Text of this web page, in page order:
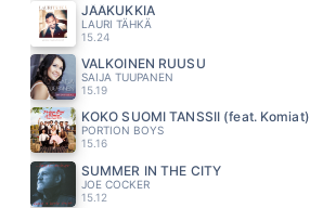
JÄÄKUKKIA
LAURI TÄHKÄ
15.24
VALKOINEN RUUSU
SAIJA TUUPANEN
15.19
KOKO SUOMI TANSSII (feat. Komiat)
PORTION BOYS
15.16
SUMMER IN THE CITY
JOE COCKER
15.12